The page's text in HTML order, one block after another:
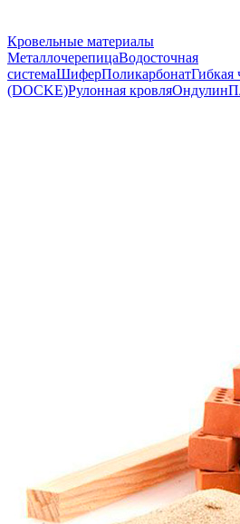
Кровельные материалы
МеталлочерепицаВодосточная
системаШиферПоликарбонатГибкая
(DOCKE)Рулонная кровляОндулин